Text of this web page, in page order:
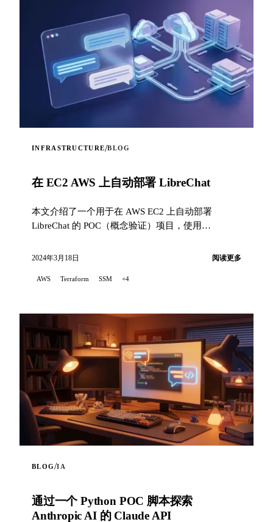
INFRASTRUCTURE/BLOG
在 EC2 AWS 上自动部署 LibreChat
本文介绍了一个用于在 AWS EC2 上自动部署
LibreChat 的 POC（概念验证）项目，使用
施，...
2024年3月18日 阅读更多
AWS Terraform SSM +4
BLOG/IA
通过一个 Python POC 脚本探索
Anthropic AI 的 Claude API